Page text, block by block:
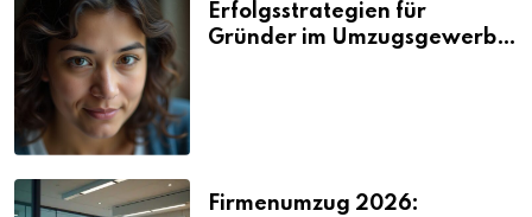
Erfolgsstrategien für
Gründer im Umzugsgewerbe
Firmenumzug 2026: